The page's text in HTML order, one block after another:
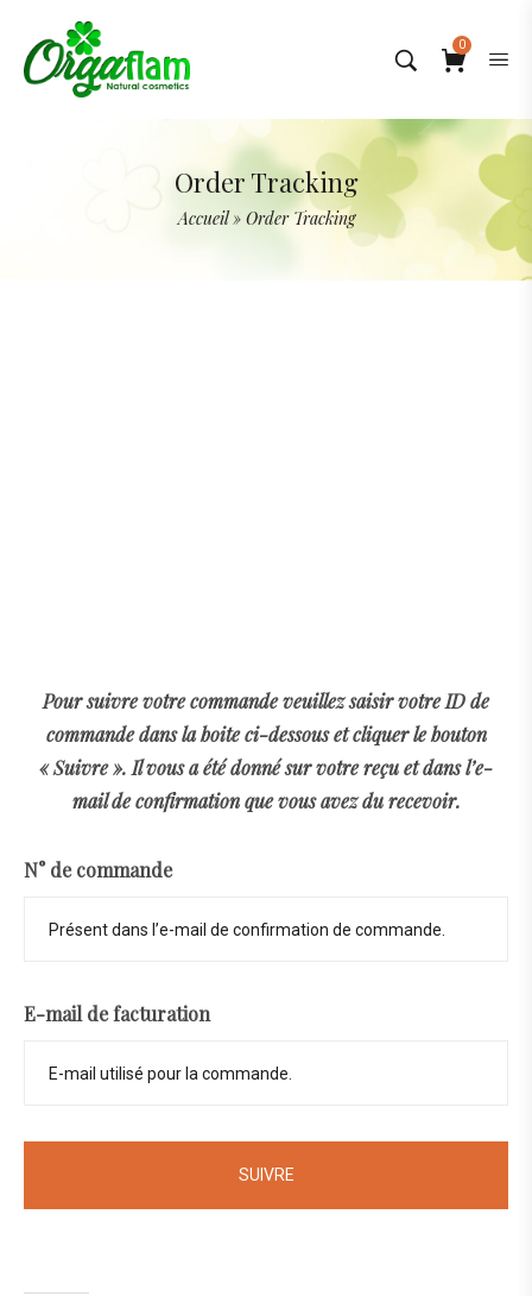
0
Order Tracking
Accueil» Order Tracking
Pour suivre votre commande veuillez saisir votre ID de
commande dans la boite ci-dessous et cliquer le bouton
« Suivre ». Il vous a été donné sur votre reçu et dans l’e-
mail de confirmation que vous avez du recevoir.
N° de commande
E-mail de facturation
SUIVRE